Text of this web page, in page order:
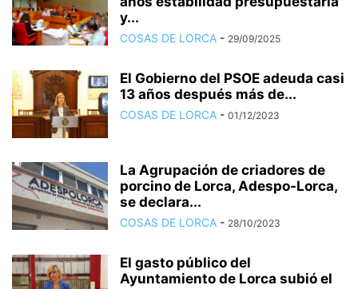
y...
COSAS DE LORCA - 29/09/2025
El Gobierno del PSOE adeuda casi
13 años después más de...
COSAS DE LORCA - 01/12/2023
La Agrupación de criadores de
porcino de Lorca, Adespo-Lorca,
se declara...
COSAS DE LORCA - 28/10/2023
El gasto público del
Ayuntamiento de Lorca subió el